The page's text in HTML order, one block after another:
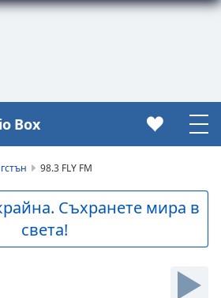
Box
98.3 FLY FM
Съхранете мира в
света!